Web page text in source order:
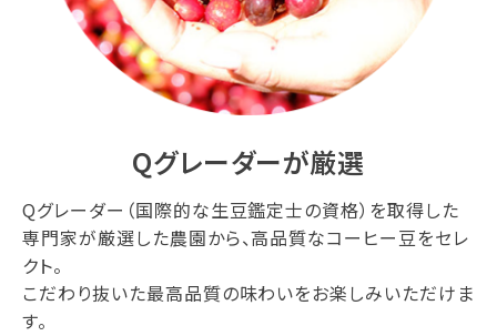
Qグレーダーが厳選
Qグレーダー（国際的な生豆鑑定士の資格）を取得した
専門家が厳選した農園から、高品質なコーヒー豆をセレ
クト。
こだわり抜いた最高品質の味わいをお楽しみいただけま
す。